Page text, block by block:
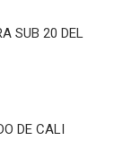
SUB 20 DEL
DE CALI